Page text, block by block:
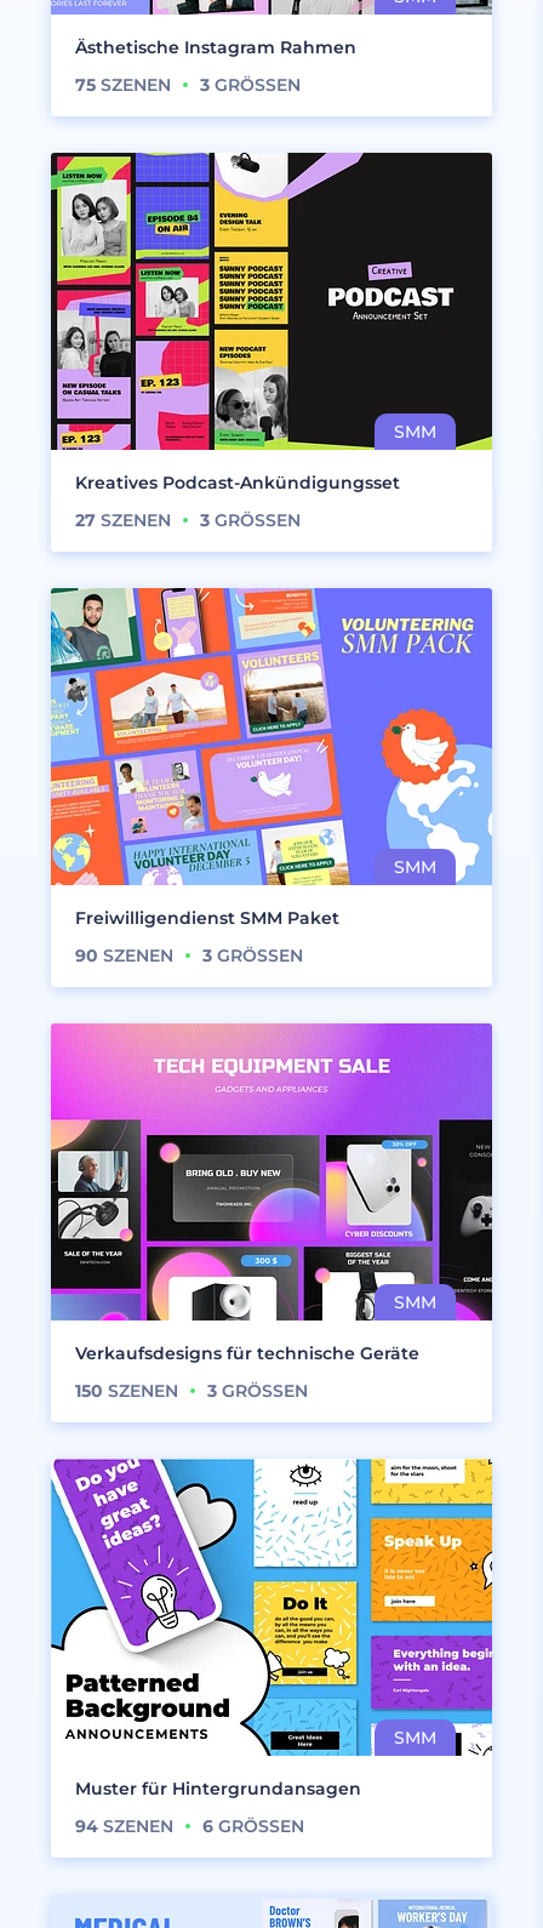
Ästhetische Instagram Rahmen
75 SZENEN 3 GRÖSSEN
Kreatives Podcast-Ankündigungsset
27 SZENEN 3 GRÖSSEN
Freiwilligendienst SMM Paket
90 SZENEN 3 GRÖSSEN
Verkaufsdesigns für technische Geräte
150 SZENEN 3 GRÖSSEN
Muster für Hintergrundansagen
94 SZENEN 6 GRÖSSEN